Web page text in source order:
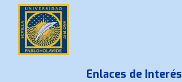
Enlaces de Interés